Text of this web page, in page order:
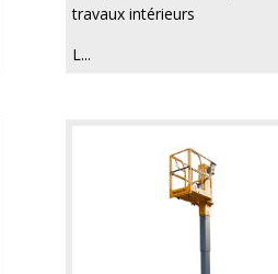
travaux intérieurs
L...